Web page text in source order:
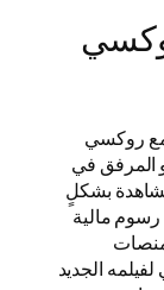
روكسي
المرفق في
بشكلٍ
مالية
الجديد